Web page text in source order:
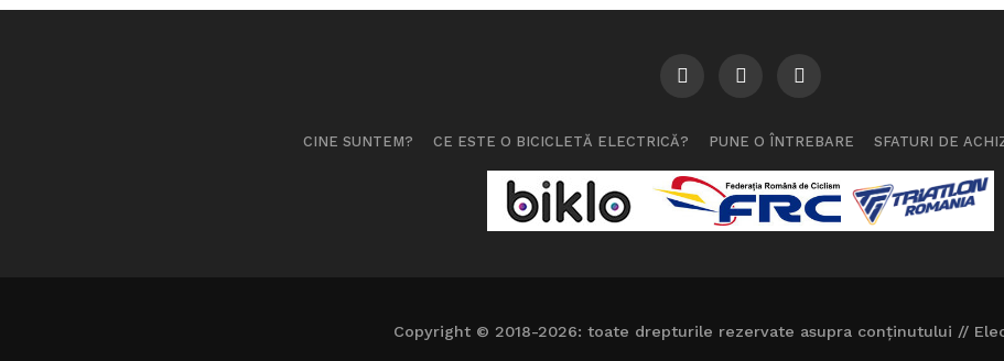
CINE SUNTEM? CE ESTE O BICICLETĂ ELECTRICĂ? PUNE O ÎNTREBARE SFATURI DE
Copyright © 2018-2026: toate drepturile rezervate asupra conținutului //